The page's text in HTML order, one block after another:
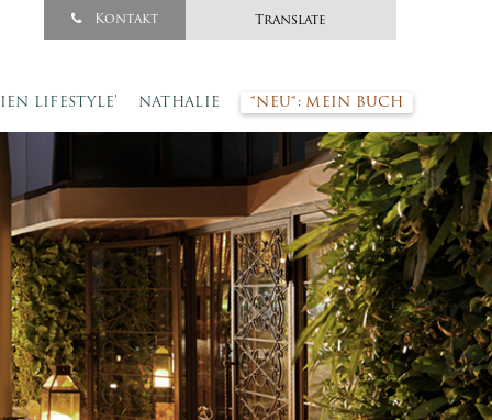
Kontakt Translate
LIFESTYLE’ NATHALIE *NEU*: MEIN BUCH